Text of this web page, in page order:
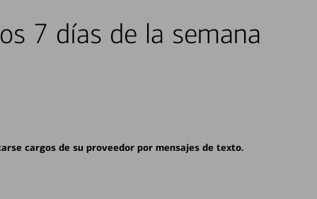
7 días de la semana
cargos de su proveedor por mensajes de texto.